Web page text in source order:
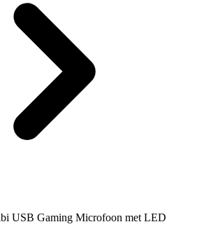
USB Gaming Microfoon met LED